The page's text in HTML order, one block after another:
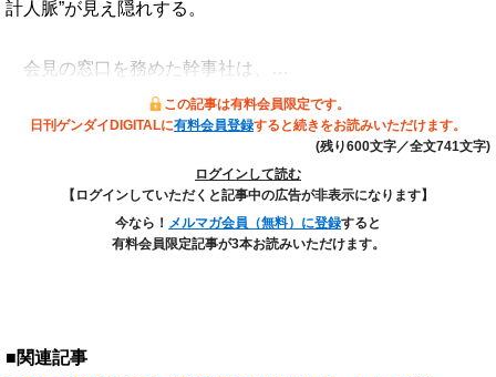
計人脈”が見え隠れする。
会見の窓口を務めた幹事社は、…
この記事は有料会員限定です。
日刊ゲンダイDIGITALに有料会員登録すると続きをお読みいただけます。
(残り600文字／全文741文字)
ログインして読む
【ログインしていただくと記事中の広告が非表示になります】
今なら！ メルマガ会員（無料）に登録すると
有料会員限定記事が3本お読みいただけます。
■関連記事